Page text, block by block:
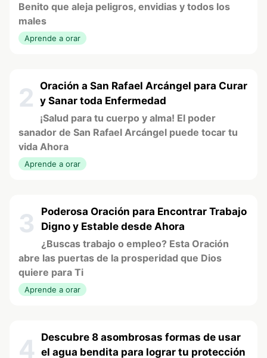
Benito que aleja peligros, envidias y todos los
males
Aprende a orar
2 Oración a San Rafael Arcángel para Curar
y Sanar toda Enfermedad
¡Salud para tu cuerpo y alma! El poder
sanador de San Rafael Arcángel puede tocar tu
vida Ahora
Aprende a orar
3
Poderosa Oración para Encontrar Trabajo
Digno y Estable desde Ahora
¿Buscas trabajo o empleo? Esta Oración
abre las puertas de la prosperidad que Dios
quiere para Ti
Aprende a orar
4
Descubre 8 asombrosas formas de usar
el agua bendita para lograr tu protección